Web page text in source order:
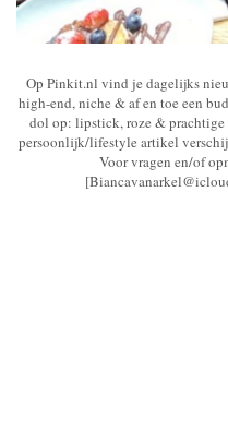
Op Pinkit.nl vind je dagelijks
high-end, niche & af en toe een
dol op: lipstick, roze & prachtige
persoonlijk/lifestyle artikel
Voor vragen en/of